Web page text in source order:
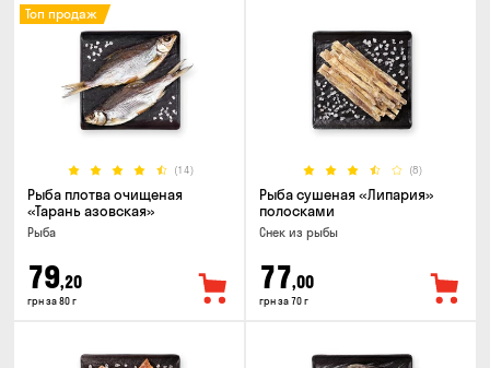
(14)
Топ продаж
Рыба плотва очищеная
«Тарань азовская»
Рыба
79,20
грн за 80 г
(8)
Рыба сушеная «Липария»
полосками
Снек из рыбы
77,00
грн за 70 г